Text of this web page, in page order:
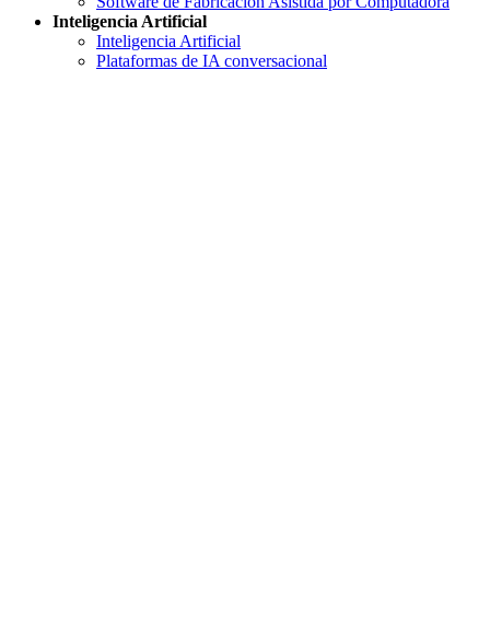
Inteligencia Artificial
Inteligencia Artificial
Plataformas de IA conversacional